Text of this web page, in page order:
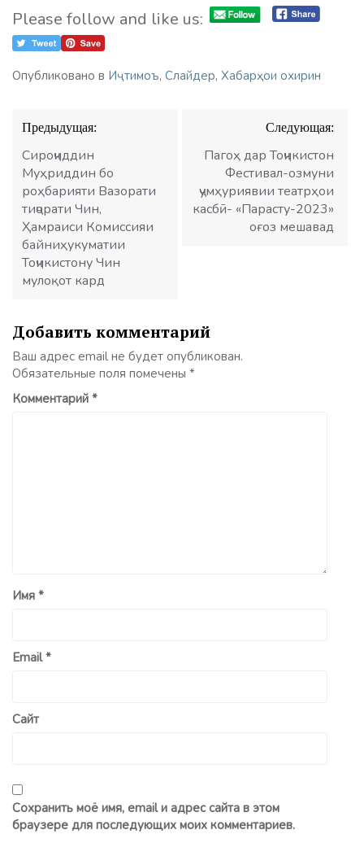
Please follow and like us:
Опубликовано в Иҷтимоъ, Слайдер, Хабарҳои охирин
Навигация
по
записям
Предыдущая:
Сироҷиддин
Муҳриддин бо
роҳбарияти Вазорати
тиҷорати Чин,
Ҳамраиси Комиссияи
байниҳукуматии
Тоҷикистону Чин
мулоқот кард
Следующая:
Пагоҳ дар Тоҷикистон
Фестивал-озмуни
ҷумҳуриявии театрҳои
касбӣ- «Парасту-2023»
оғоз мешавад
Добавить комментарий
Ваш адрес email не будет опубликован.
Обязательные поля помечены *
Комментарий *
Имя *
Email*
Сайт
Сохранить моё имя, email и адрес сайта в этом
браузере для последующих моих комментариев.